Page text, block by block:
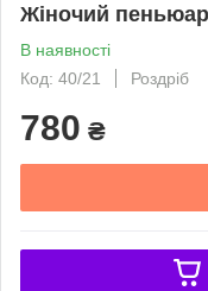
Жіночий
В наявності
Код: 40/21
Роздріб
780 ₴